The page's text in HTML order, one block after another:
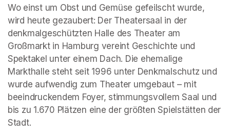
Wo einst um Obst und Gemüse gefeilscht wurde,
wird heute gezaubert: Der Theatersaal in der
denkmalgeschützten Halle des Theater am
Großmarkt in Hamburg vereint Geschichte und
Spektakel unter einem Dach. Die ehemalige
Markthalle steht seit 1996 unter Denkmalschutz und
wurde aufwendig zum Theater umgebaut – mit
beeindruckendem Foyer, stimmungsvollem Saal und
bis zu 1.670 Plätzen eine der größten Spielstätten der
Stadt.